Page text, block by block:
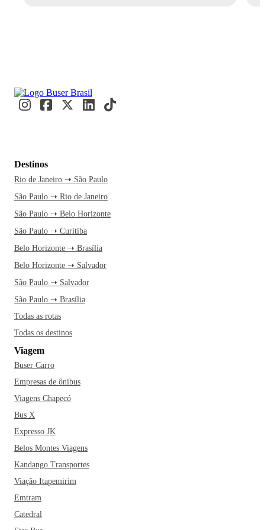
Destinos
Rio de Janeiro ➝ São Paulo
São Paulo ➝ Rio de Janeiro
São Paulo ➝ Belo Horizonte
São Paulo ➝ Curitiba
Belo Horizonte ➝ Brasília
Belo Horizonte ➝ Salvador
São Paulo ➝ Salvador
São Paulo ➝ Brasília
Todas as rotas
Todas os destinos
Viagem
Buser Carro
Empresas de ônibus
Viagens Chapecó
Bus X
Expresso JK
Belos Montes Viagens
Kandango Transportes
Viação Itapemirim
Emtram
Catedral